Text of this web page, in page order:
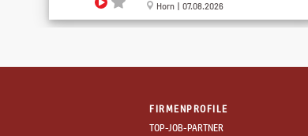
Horn | 07.08.2026
KOMPLET Mantler GmbH & Co KG
Benefits (3)
Gewerbliche Berufe/Handwerk
FIRMENPROFILE
TOP-JOB-PARTNER